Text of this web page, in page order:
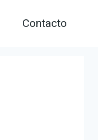
Contacto